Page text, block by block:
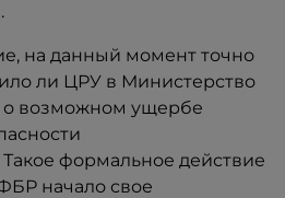
на данный момент точно
ли ЦРУ в Министерство
возможном ущербе
Такое формальное действие
начало свое